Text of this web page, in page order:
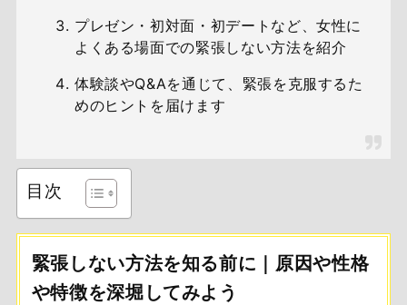
プレゼン・初対面・初デートなど、女性に
よくある場面での緊張しない方法を紹介
体験談やQ&Aを通じて、緊張を克服するた
めのヒントを届けます
目次
緊張しない方法を知る前に｜原因や性格
や特徴を深堀してみよう